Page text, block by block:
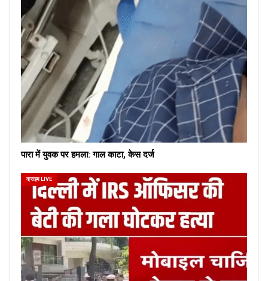
पारा में युवक पर हमला: गाल काटा, केस दर्ज
क्राइम LIVE